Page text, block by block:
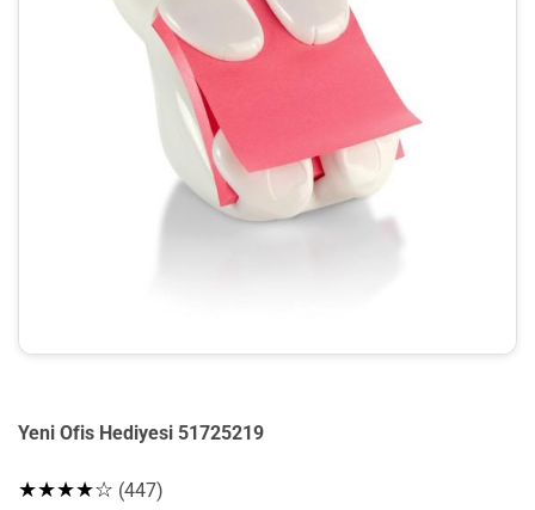
Yeni Ofis Hediyesi 51725219
★★★★☆ (447)